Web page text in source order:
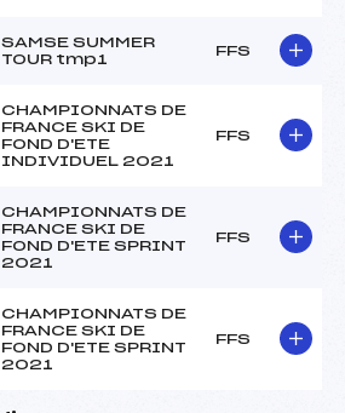
SAMSE SUMMER
TOUR tmp1
FFS
CHAMPIONNATS DE
FRANCE SKI DE
FOND D'ETE
INDIVIDUEL 2021
FFS
CHAMPIONNATS DE
FRANCE SKI DE
FOND D'ETE SPRINT
2021
FFS
CHAMPIONNATS DE
FRANCE SKI DE
FOND D'ETE SPRINT
2021
FFS